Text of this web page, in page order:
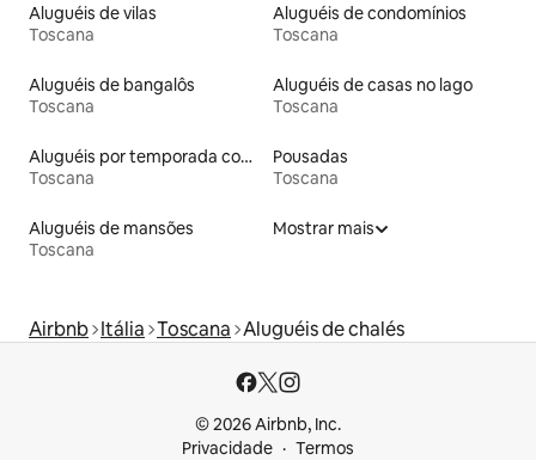
Aluguéis de vilas
Toscana
Aluguéis de condomínios
Toscana
Aluguéis de bangalôs
Toscana
Aluguéis de casas no lago
Toscana
Aluguéis por temporada com banheiro para PCD
Toscana
Pousadas
Toscana
Aluguéis de mansões
Toscana
Mostrar mais
Airbnb Itália Toscana Aluguéis de chalés
© 2026 Airbnb, Inc.
Privacidade
Termos